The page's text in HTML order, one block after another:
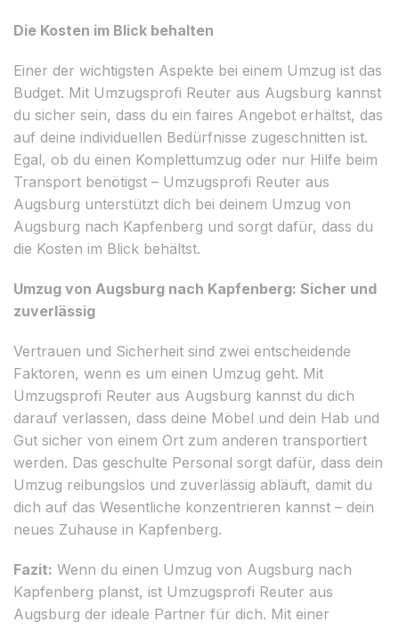
Die Kosten im Blick behalten
Einer der wichtigsten Aspekte bei einem Umzug ist das
Budget. Mit Umzugsprofi Reuter aus Augsburg kannst
du sicher sein, dass du ein faires Angebot erhältst, das
auf deine individuellen Bedürfnisse zugeschnitten ist.
Egal, ob du einen Komplettumzug oder nur Hilfe beim
Transport benötigst – Umzugsprofi Reuter aus
Augsburg unterstützt dich bei deinem Umzug von
Augsburg nach Kapfenberg und sorgt dafür, dass du
die Kosten im Blick behältst.
Umzug von Augsburg nach Kapfenberg: Sicher und
zuverlässig
Vertrauen und Sicherheit sind zwei entscheidende
Faktoren, wenn es um einen Umzug geht. Mit
Umzugsprofi Reuter aus Augsburg kannst du dich
darauf verlassen, dass deine Möbel und dein Hab und
Gut sicher von einem Ort zum anderen transportiert
werden. Das geschulte Personal sorgt dafür, dass dein
Umzug reibungslos und zuverlässig abläuft, damit du
dich auf das Wesentliche konzentrieren kannst – dein
neues Zuhause in Kapfenberg.
Fazit: Wenn du einen Umzug von Augsburg nach
Kapfenberg planst, ist Umzugsprofi Reuter aus
Augsburg der ideale Partner für dich. Mit einer